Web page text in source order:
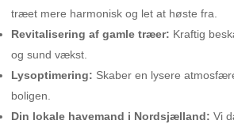
træet mere harmonisk og let at høste fra.
Revitalisering af gamle træer: Kraftig
og sund vækst.
Lysoptimering: Skaber en lysere
boligen.
Din lokale havemand i Nordsjælland: Vi